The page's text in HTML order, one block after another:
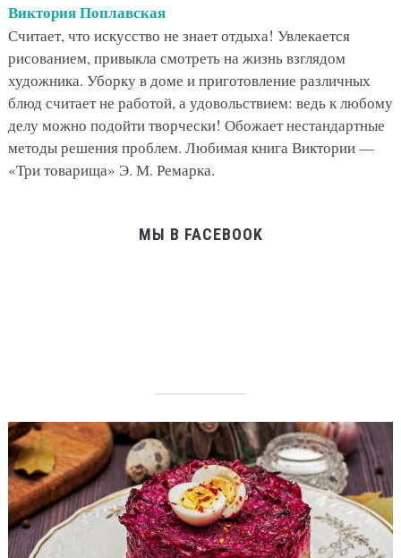
Виктория Поплавская
Считает, что искусство не знает отдыха! Увлекается
рисованием, привыкла смотреть на жизнь взглядом
художника. Уборку в доме и приготовление различных
блюд считает не работой, а удовольствием: ведь к любому
делу можно подойти творчески! Обожает нестандартные
методы решения проблем. Любимая книга Виктории —
«Три товарища» Э. М. Ремарка.
МЫ В FACEBOOK